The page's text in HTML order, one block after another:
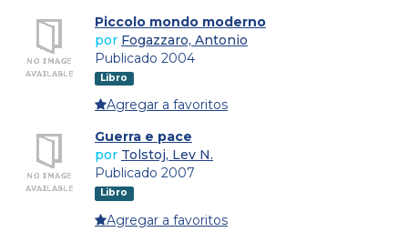
Piccolo mondo moderno
por Fogazzaro, Antonio
Publicado 2004
Libro
Agregar a favoritos
Guerra e pace
por Tolstoj, Lev N.
Publicado 2007
Libro
Agregar a favoritos